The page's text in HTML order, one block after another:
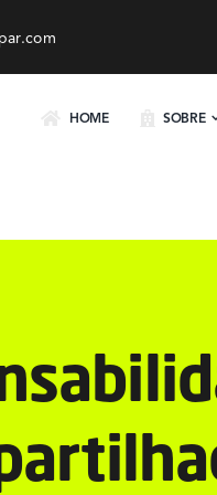
HOME SOBRE